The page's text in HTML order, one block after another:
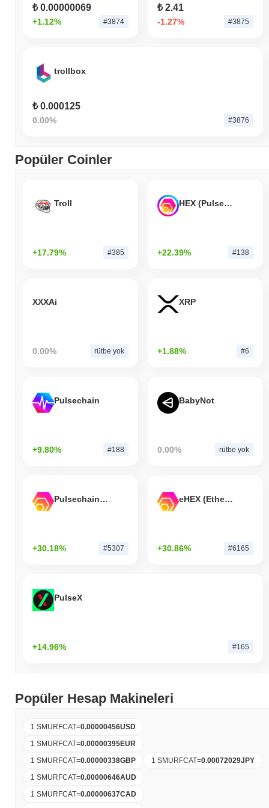
₺ 0.00000069
+1.12% #3874
₺ 2.41
-1.27% #3875
trollbox
₺ 0.000125
0.00% #3876
Popüler Coinler
Troll
+17.79% #385
HEX (Pulsechain)
+22.39% #138
XXXAi
0.00% rütbe yok
XRP
+1.88% #6
Pulsechain
+9.80% #188
BabyNot
0.00% rütbe yok
Pulsechain Bridged HEX (Pulsechain)
+30.18% #5307
eHEX (Ethereum)
+30.86% #6165
PulseX
+14.96% #165
Popüler Hesap Makineleri
1 SMURFCAT=0.00000456USD
1 SMURFCAT=0.00000395EUR
1 SMURFCAT=0.00000338GBP 1 SMURFCAT=0.00072029JPY
1 SMURFCAT=0.00000646AUD
1 SMURFCAT=0.00000637CAD